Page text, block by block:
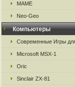
MAME
Neo-Geo
Компьютеры
Современные Игры
Microsoft MSX-1
Oric
Sinclair ZX-81